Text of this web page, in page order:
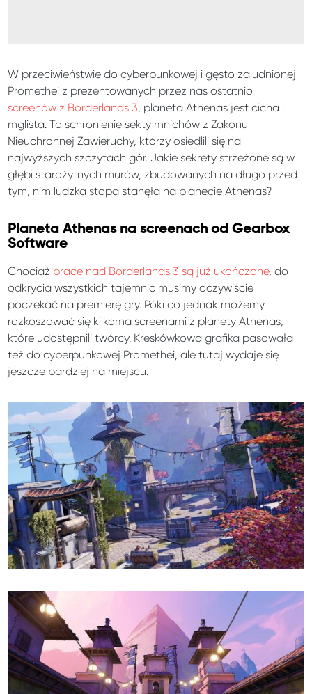
W przeciwieństwie do cyberpunkowej i gęsto zaludnionej
Promethei z prezentowanych przez nas ostatnio
screenów z Borderlands 3, planeta Athenas jest cicha i
mglista. To schronienie sekty mnichów z Zakonu
Nieuchronnej Zawieruchy, którzy osiedlili się na
najwyższych szczytach gór. Jakie sekrety strzeżone są w
głębi starożytnych murów, zbudowanych na długo przed
tym, nim ludzka stopa stanęła na planecie Athenas?
Planeta Athenas na screenach od Gearbox
Software
Chociaż prace nad Borderlands 3 są już ukończone, do
odkrycia wszystkich tajemnic musimy oczywiście
poczekać na premierę gry. Póki co jednak możemy
rozkoszować się kilkoma screenami z planety Athenas,
które udostępnili twórcy. Kreskówkowa grafika pasowała
też do cyberpunkowej Promethei, ale tutaj wydaje się
jeszcze bardziej na miejscu.